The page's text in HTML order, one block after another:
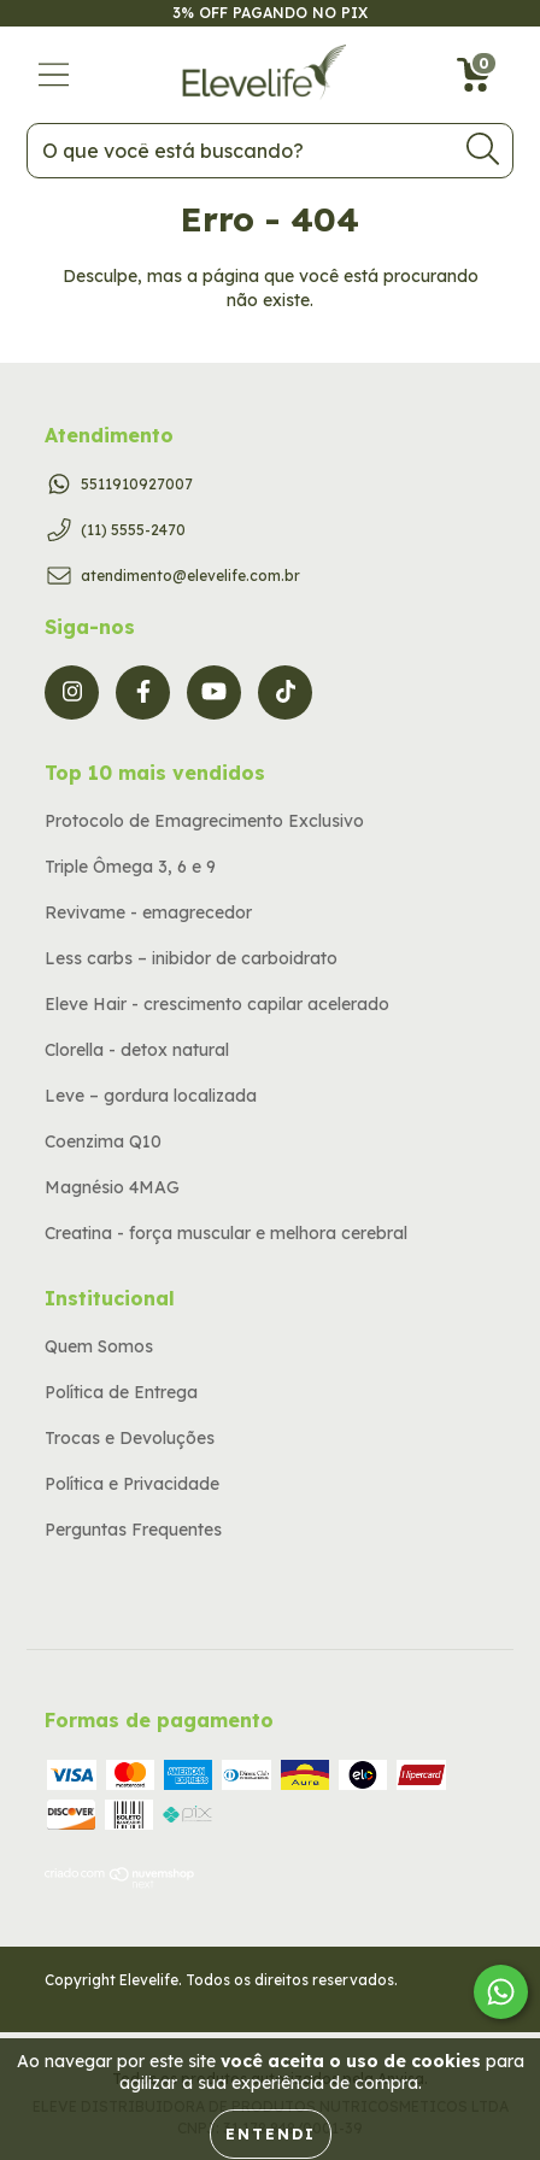
3% OFF PAGANDO NO PIX
0
Ao navegar por este site você aceita o uso de cookies para
agilizar a sua experiência de compra.
ENTENDI
Erro - 404
Desculpe, mas a página que você está procurando
não existe.
Atendimento
5511910927007
(11) 5555-2470
atendimento@elevelife.com.br
Siga-nos
Top 10 mais vendidos
Protocolo de Emagrecimento Exclusivo
Triple Ômega 3, 6 e 9
Revivame - emagrecedor
Less carbs – inibidor de carboidrato
Eleve Hair - crescimento capilar acelerado
Clorella - detox natural
Leve – gordura localizada
Coenzima Q10
Magnésio 4MAG
Creatina - força muscular e melhora cerebral
Institucional
Quem Somos
Política de Entrega
Trocas e Devoluções
Política e Privacidade
Perguntas Frequentes
Formas de pagamento
Copyright Elevelife. Todos os direitos reservados.
Todos os produtos autorizados pela Anvisa.
ELEVE DISTRIBUIDORA DE PRODUTOS NUTRICOSMETICOS LTDA
CNPJ: 31.178.848/0001-39